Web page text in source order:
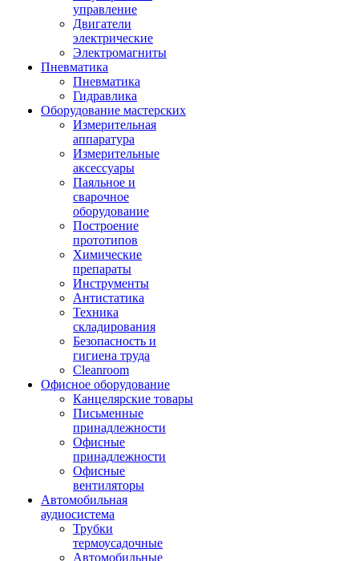
управление
Двигатели
электрические
Электромагниты
Пневматика
Пневматика
Гидравлика
Оборудование мастерских
Измерительная
аппаратура
Измерительные
аксессуары
Паяльное и
сварочное
оборудование
Построение
прототипов
Химические
препараты
Инструменты
Aнтистатика
Техника
складирования
Безопасность и
гигиена труда
Cleanroom
Офисное оборудование
Канцелярские товары
Письменные
принадлежности
Офисные
принадлежности
Офисные
вентиляторы
Автомобильная
аудиосистема
Трубки
термоусадочные
Автомобильные